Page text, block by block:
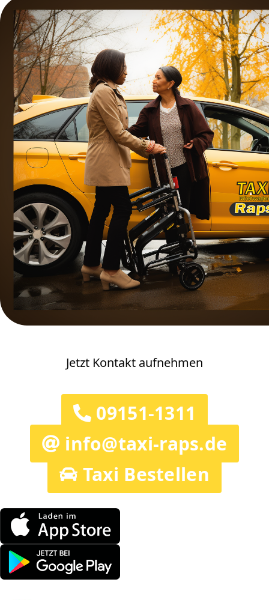
Jetzt Kontakt aufnehmen
09151-1311
info@taxi-raps.de
Taxi Bestellen